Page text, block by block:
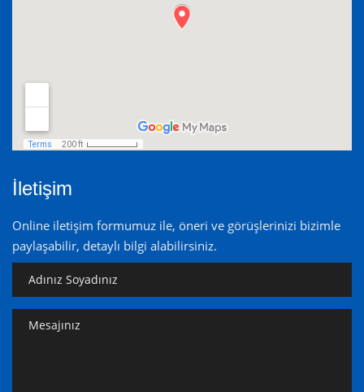
İletişim
Online iletişim formumuz ile, öneri ve görüşlerinizi bizimle
paylaşabilir, detaylı bilgi alabilirsiniz.